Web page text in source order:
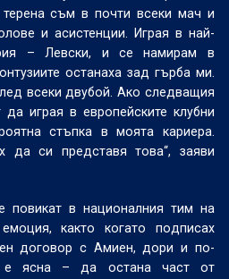
съм в почти всеки мач и
и асистенции. Играя в най-
– Левски, и се намирам в
останаха зад гърба ми.
всеки двубой. Ако следващия
играя в европейските клубни
стъпка в моята кариера.
да си представя това“, заяви
повикат в националния тим на
както когато подписах
договор с Амиен, дори и по-
е ясна – да остана част от